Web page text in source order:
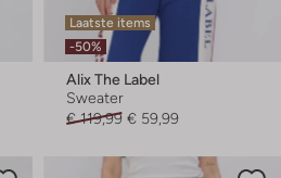
Laatste items
-50%
Alix The Label
Sweater
€ 119,99 € 59,99